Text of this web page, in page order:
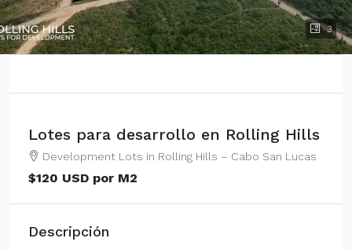
3
Lotes para desarrollo en Rolling Hills
Development Lots in Rolling Hills – Cabo San Lucas
$120 USD por M2
Descripción